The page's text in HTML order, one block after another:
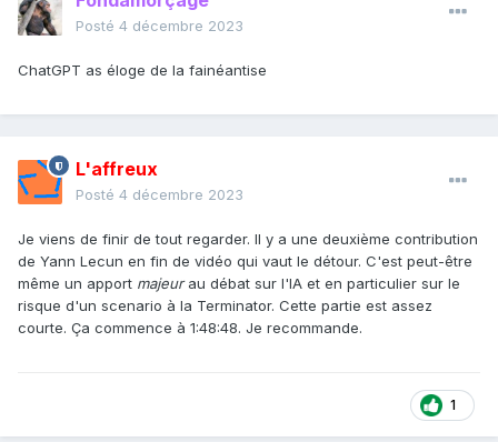
Posté 4 décembre 2023
ChatGPT as éloge de la fainéantise
L'affreux
Posté 4 décembre 2023
Je viens de finir de tout regarder. Il y a une deuxième contribution
de Yann Lecun en fin de vidéo qui vaut le détour. C'est peut-être
même un apport majeurau débat sur l'IA et en particulier sur le
risque d'un scenario à la Terminator. Cette partie est assez
courte. Ça commence à 1:48:48. Je recommande.
1